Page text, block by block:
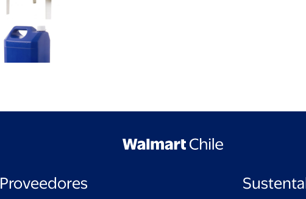
Proveedores